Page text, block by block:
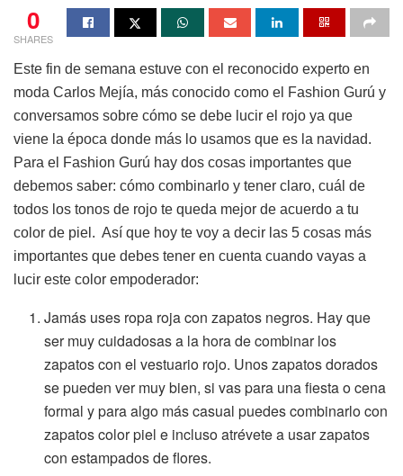
0
SHARES
Este fin de semana estuve con el reconocido experto en
moda Carlos Mejía, más conocido como el Fashion Gurú y
conversamos sobre cómo se debe lucir el rojo ya que
viene la época donde más lo usamos que es la navidad.
Para el Fashion Gurú hay dos cosas importantes que
debemos saber: cómo combinarlo y tener claro, cuál de
todos los tonos de rojo te queda mejor de acuerdo a tu
color de piel. Así que hoy te voy a decir las 5 cosas más
importantes que debes tener en cuenta cuando vayas a
lucir este color empoderador:
Jamás uses ropa roja con zapatos negros. Hay que
ser muy cuidadosas a la hora de combinar los
zapatos con el vestuario rojo. Unos zapatos dorados
se pueden ver muy bien, si vas para una fiesta o cena
formal y para algo más casual puedes combinarlo con
zapatos color piel e incluso atrévete a usar zapatos
con estampados de flores.